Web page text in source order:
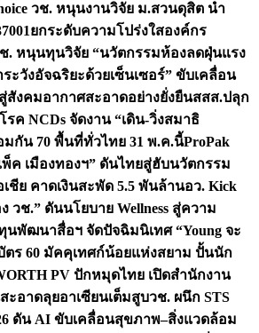
วช. หนุนงานวิจัย ม.สวนดุสิต นำ
ยกระดับความโปร่งใสองค์กร
. หนุนทุนวิจัย “นวัตกรรมห้องลดฝุ่นแรง
ะวังอัจฉริยะด้วยเซ็นเซอร์” ขับเคลื่อน
สังคมอากาศสะอาดอย่างยั่งยืนสสส.ปลุก
รค NCDs จัดงาน “เดิน-วิ่งสมาธิ
มกัน 70 พื้นที่ทั่วไทย 31 พ.ค.นี้ProPak
พ็ค เมืองทองฯ” ดันไทยสู่ฮับนวัตกรรม
ชีย คาดเงินสะพัด 5.5 พันล้านอว. Kick
วช.” ดันนโยบาย Wellness สู่ความ
นพัฒนาสื่อฯ จัดปัจฉิมนิเทศ “Young จะ
ตร 60 มัคคุเทศก์น้อยแห่งสยาม ปั้นนัก
PV ปักหมุดไทย เปิดสำนักงาน
ะอาดลุยอาเซียนเต็มสูบวช. ผนึก STS
ดัน AI ขับเคลื่อนสุขภาพ–สิ่งแวดล้อม